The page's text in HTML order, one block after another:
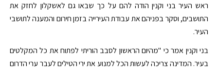
ראש העיר בני וקנין הודה להם על כך שבאו גם לאשקלון לחזק את
התושבים, וסקר בפניהם את עבודת העירייה בזמן חירום והמענה לתושבי
העיר.
בני וקנין אמר כי "מהיום הראשון לסבב הוריתי לפתוח את כל המקלטים
בעיר. המדינה צריכה לעשות הכל למנוע את ירי הטילים לעבר ערי הדרום